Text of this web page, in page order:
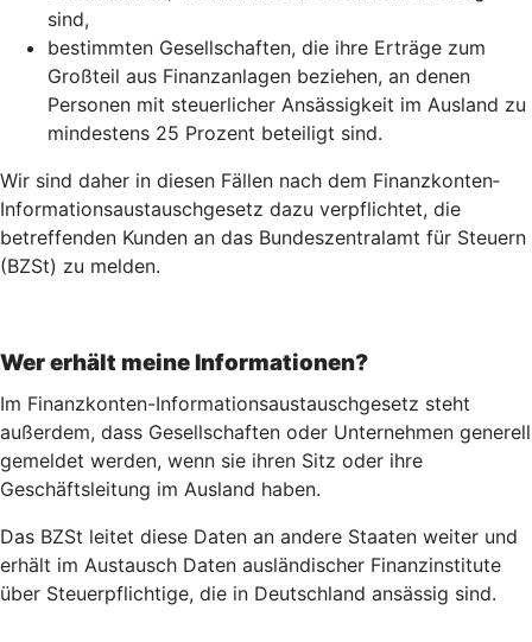
sind,
bestimmten Gesellschaften, die ihre Erträge zum
Großteil aus Finanzanlagen beziehen, an denen
Personen mit steuerlicher Ansässigkeit im Ausland zu
mindestens 25 Prozent beteiligt sind.
Wir sind daher in diesen Fällen nach dem Finanz­konten­
Informations­austausch­gesetz dazu verpflichtet, die
betreffenden Kunden an das Bundeszentralamt für Steuern
(BZSt) zu melden.
Wer erhält meine Informationen?
Im Finanzkonten-Informationsaustauschgesetz steht
außerdem, dass Gesellschaften oder Unternehmen generell
gemeldet werden, wenn sie ihren Sitz oder ihre
Geschäftsleitung im Ausland haben.
Das BZSt leitet diese Daten an andere Staaten weiter und
erhält im Austausch Daten ausländischer Finanzinstitute
über Steuerpflichtige, die in Deutschland ansässig sind.